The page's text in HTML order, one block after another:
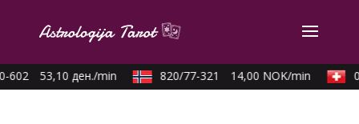
53,10 ден./min 820/77-321 14,00 NOK/min